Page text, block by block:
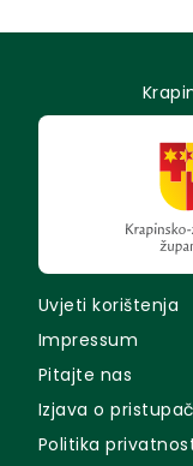
Uvjeti korištenja
Impressum
Pitajte nas
Izjava o
Politika